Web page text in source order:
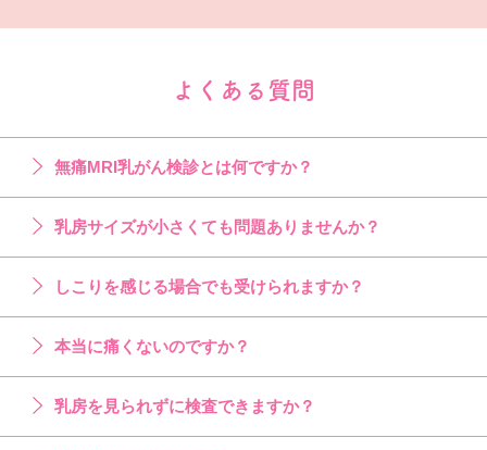
よくある質問
無痛MRI乳がん検診とは何ですか？
乳房サイズが小さくても問題ありませんか？
しこりを感じる場合でも受けられますか？
本当に痛くないのですか？
乳房を見られずに検査できますか？